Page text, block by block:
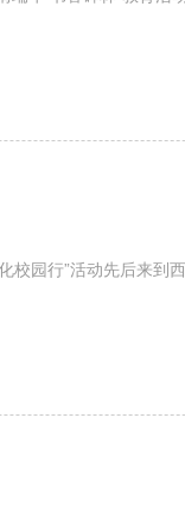
园行”活动先后来到